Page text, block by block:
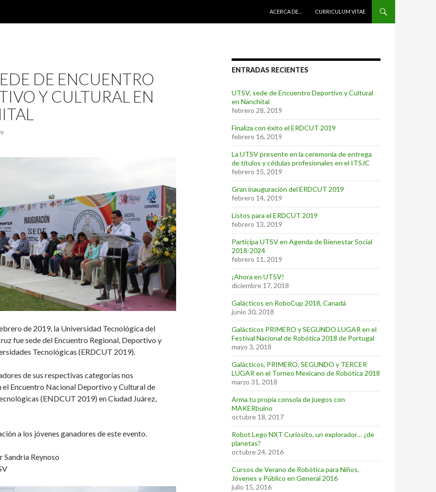
ACERCA DE…
CURRICULUM VITAE
DE ENCUENTRO
Y CULTURAL EN
de 2019, la Universidad Tecnológica del
fue sede del Encuentro Regional, Deportivo y
Tecnológicas (ERDCUT 2019).
de sus respectivas categorías nos
el Encuentro Nacional Deportivo y Cultural de
(ENDCUT 2019) en Ciudad Juárez,
a los jóvenes ganadores de este evento.
Sandria Reynoso
ENTRADAS RECIENTES
UTSV, sede de Encuentro Deportivo y Cultural
en Nanchital
febrero 28, 2019
Finaliza con éxito el ERDCUT 2019
febrero 16, 2019
La UTSV presente en la ceremonia de entrega
de títulos y cédulas profesionales en el ITSJC
febrero 15, 2019
Gran inauguración del ERDCUT 2019
febrero 14, 2019
Listos para el ERDCUT 2019
febrero 13, 2019
Participa UTSV en Agenda de Bienestar Social
2018-2024
febrero 11, 2019
¡Ahora en UTSV!
diciembre 17, 2018
Galácticos en RoboCup 2018, Canadá
junio 30, 2018
Galácticos PRIMERO y SEGUNDO LUGAR en el
Festival Nacional de Robótica 2018 de Portugal
mayo 3, 2018
Galácticos, PRIMERO, SEGUNDO y TERCER
LUGAR en el Torneo Mexicano de Robótica 2018
marzo 31, 2018
Arma tu propia consola de juegos con
MAKERbuino
octubre 18, 2017
Robot Lego NXT Curiosito, un explorador… ¿de
planetas?
octubre 24, 2016
Cursos de Verano de Robótica para Niños,
Jóvenes y Público en General 2016
julio 15, 2016